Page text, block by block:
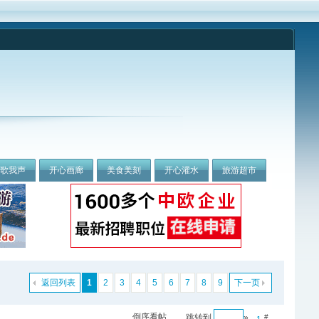
我声 开心画廊 美食美刻 开心灌水 旅游超市
1 2 3 4 5 6 7 8 9 下一页
返回列表
#
倒序看帖